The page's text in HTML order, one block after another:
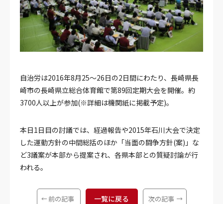
自治労は2016年8月25～26日の2日間にわたり、長崎県長
崎市の長崎県立総合体育館で第89回定期大会を開催。約
3700人以上が参加(※詳細は機関紙に掲載予定)。
本日1日目の討議では、経過報告や2015年石川大会で決定
した運動方針の中間総括のほか「当面の闘争方針(案)」な
ど3議案が本部から提案され、各県本部との質疑討論が行
われる。
前の記事 一覧に戻る 次の記事